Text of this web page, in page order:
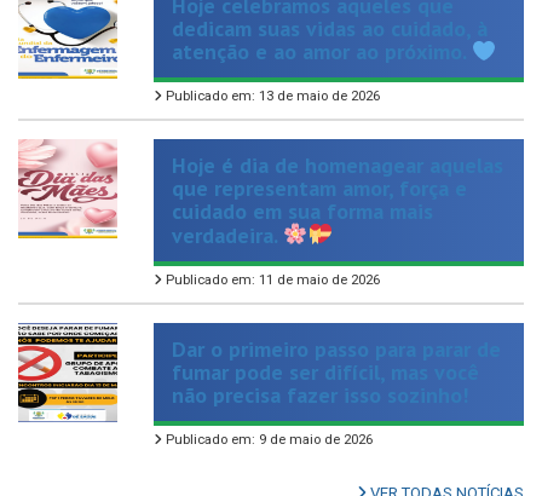
atenção e ao amor ao próximo.
Publicado em: 13 de maio de 2026
Hoje é dia de homenagear aquelas
que representam amor, força e
cuidado em sua forma mais
verdadeira.
Publicado em: 11 de maio de 2026
Dar o primeiro passo para parar de
fumar pode ser difícil, mas você
não precisa fazer isso sozinho!
Publicado em: 9 de maio de 2026
VER TODAS NOTÍCIAS